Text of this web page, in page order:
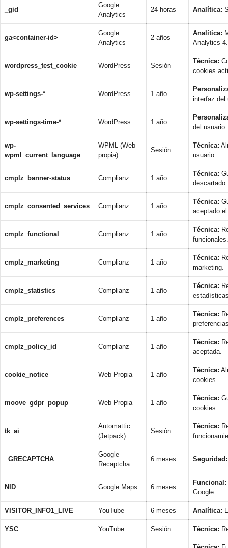
_gid
Google
Analytics
24 horas Analítica:
ga<container-id>
Google
Analytics
2 años
Analítica:
Analytics 4.
wordpress_test_cookie WordPress Sesión
Técnica:
cookies
wp-settings-* WordPress 1 año
interfaz del
wp-settings-time-* WordPress 1 año
del usuario.
wp-
wpml_current_language
WPML (Web
propia)
Sesión
Técnica:
usuario.
cmplz_banner-status Complianz 1 año
Técnica:
descartado.
cmplz_consented_services Complianz 1 año
Técnica:
aceptado
cmplz_functional Complianz 1 año
Técnica:
funcionales.
cmplz_marketing Complianz 1 año
Técnica:
marketing.
cmplz_statistics Complianz 1 año
Técnica:
cmplz_preferences Complianz 1 año
Técnica:
cmplz_policy_id Complianz 1 año
Técnica:
aceptada.
cookie_notice Web Propia 1 año
Técnica:
cookies.
moove_gdpr_popup Web Propia 1 año
Técnica:
cookies.
tk_ai
Automattic
(Jetpack)
Sesión
Técnica:
_GRECAPTCHA
Google
Recaptcha
6 meses Seguridad:
NID Google Maps 6 meses
Funcional:
Google.
VISITOR_INFO1_LIVE YouTube 6 meses Analítica:
YSC YouTube Sesión Técnica: